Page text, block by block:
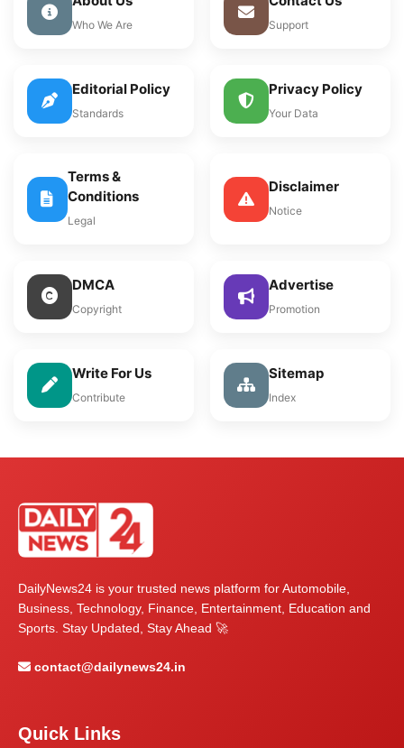
Who We Are Support
Editorial Policy
Standards
Privacy Policy
Your Data
Terms &
Conditions
Legal
Disclaimer
Notice
DMCA
Copyright
Advertise
Promotion
Write For Us
Contribute
Sitemap
Index
DailyNews24 is your trusted news platform for Automobile,
Business, Technology, Finance, Entertainment, Education and
Sports. Stay Updated, Stay Ahead 🚀
contact@dailynews24.in
Quick Links